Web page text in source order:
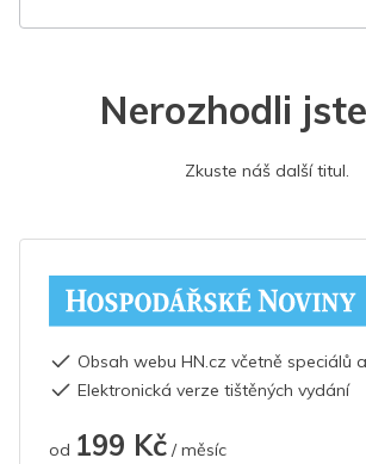
Nerozhodli
Zkuste náš další titul.
Obsah webu HN.cz včetně speciálů
Elektronická verze tištěných vydání
od 199 Kč / měsíc